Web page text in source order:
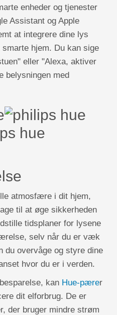
enheder og tjenester
Assistant og Apple
at integrere dine lys
hjem. Du kan sige
eller "Alexa, aktiver
belysningen med
atmosfære i dit hjem,
til at øge sikkerheden
tidsplaner for lysene
selv når du er væk
du overvåge og styre dine
hvor du er i verden.
kan Hue-pærer
dit elforbrug. De er
der bruger mindre strøm